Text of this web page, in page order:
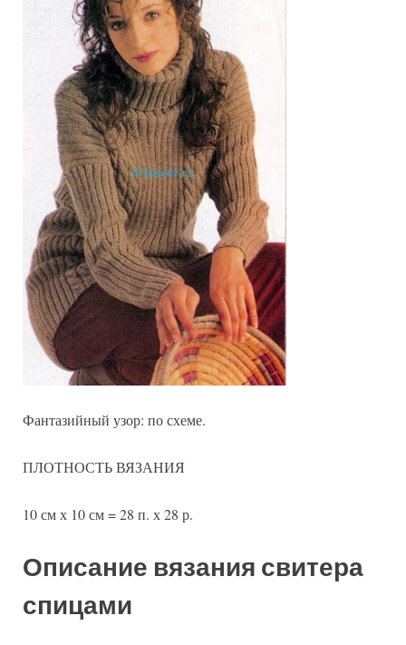
Фантазийный узор: по схеме.
ПЛОТНОСТЬ ВЯЗАНИЯ
10 см х 10 см = 28 п. х 28 р.
Описание вязания свитера
спицами